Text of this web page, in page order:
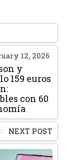
12, 2026
y
159 euros
con 60
NEXT POST